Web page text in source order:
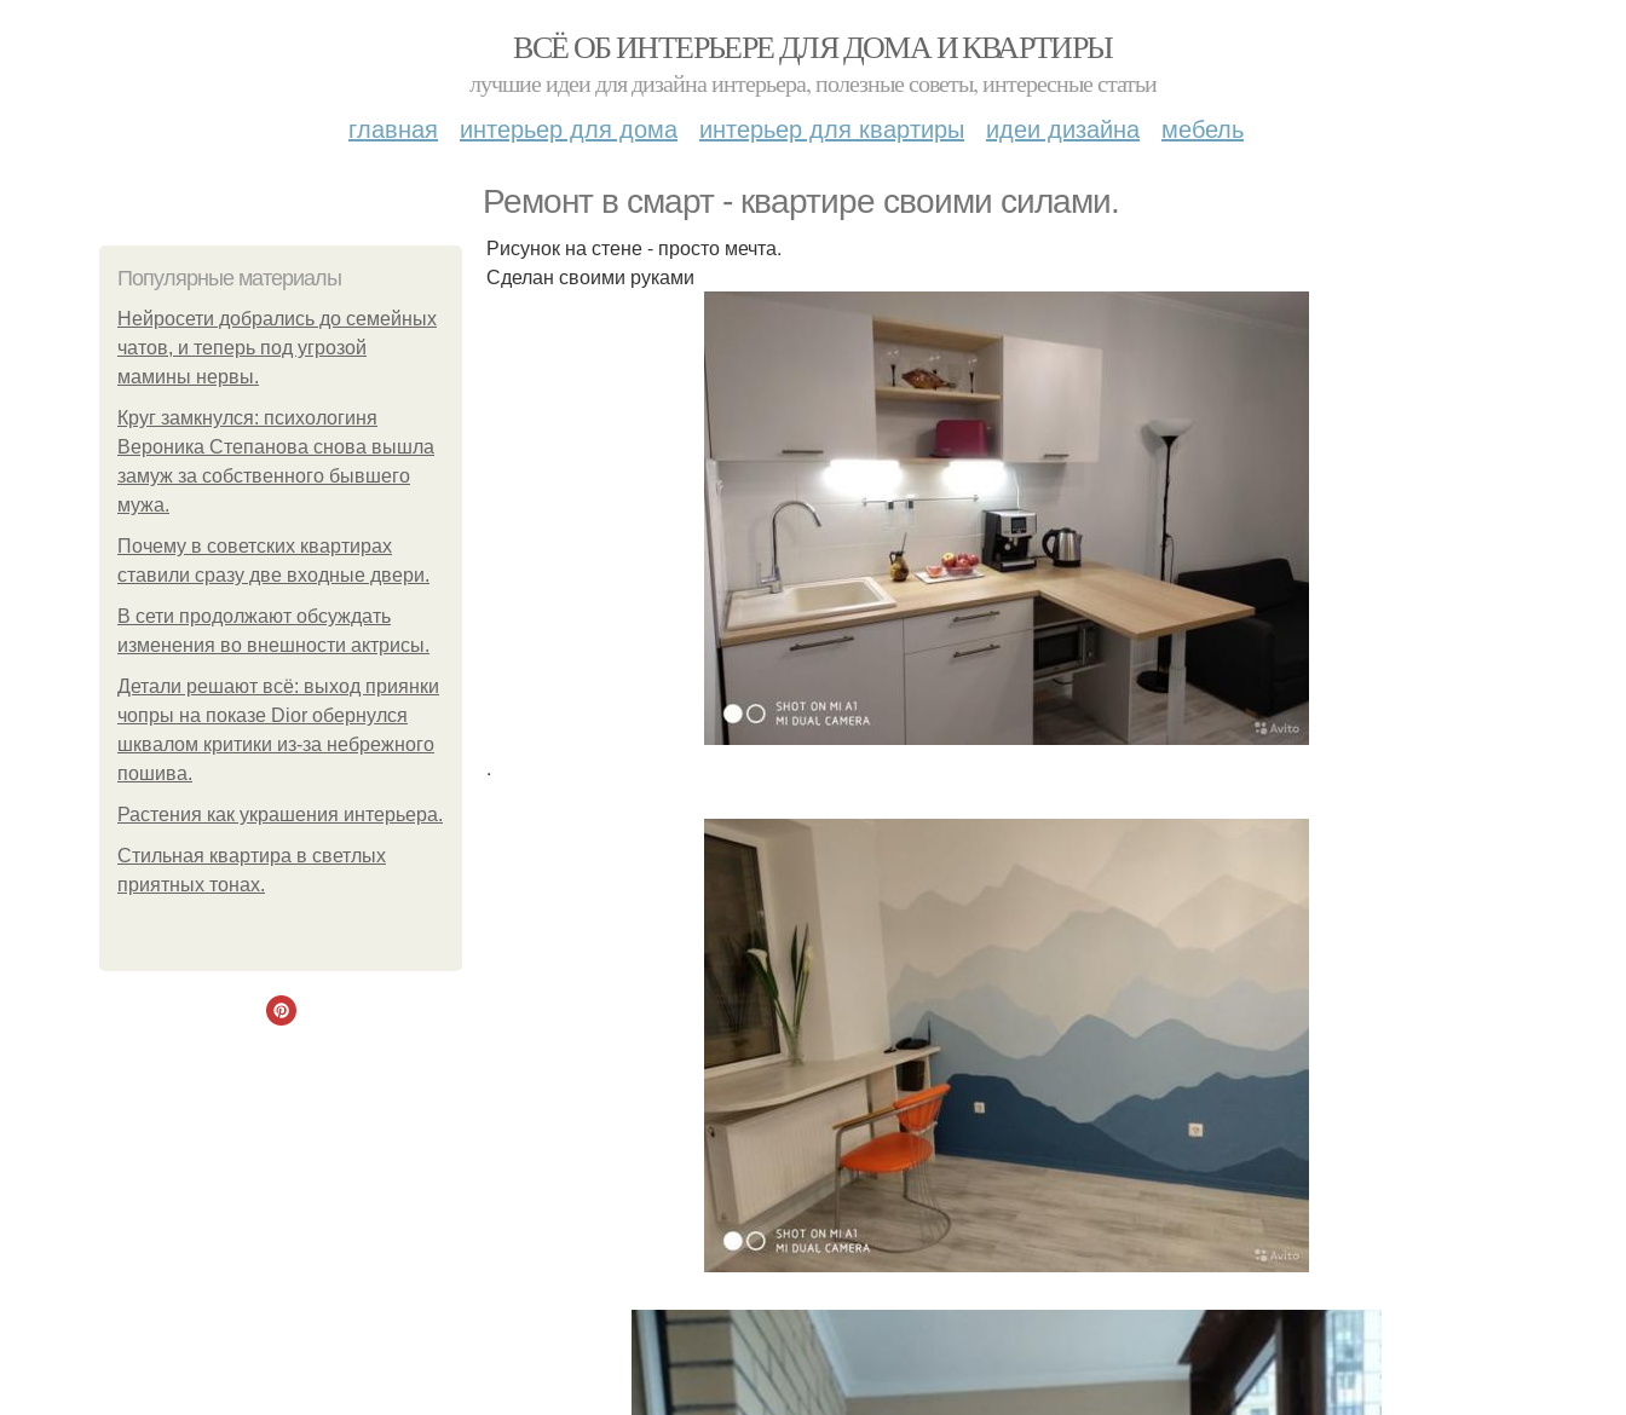
ВСЁ ОБ ИНТЕРЬЕРЕ ДЛЯ ДОМА И КВАРТИРЫ
лучшие идеи для дизайна интерьера, полезные советы, интересные статьи
главная интерьер для дома интерьер для квартиры идеи дизайна мебель
Ремонт в смарт - квартире своими силами.
Популярные материалы
Нейросети добрались до семейных
чатов, и теперь под угрозой
мамины нервы.
Круг замкнулся: психологиня
Вероника Степанова снова вышла
замуж за собственного бывшего
мужа.
Почему в советских квартирах
ставили сразу две входные двери.
В сети продолжают обсуждать
изменения во внешности актрисы.
Детали решают всё: выход приянки
чопры на показе Dior обернулся
шквалом критики из-за небрежного
пошива.
Растения как украшения интерьера.
Стильная квартира в светлых
приятных тонах.
Рисунок на стене - просто мечта.
Сделан своими руками
.